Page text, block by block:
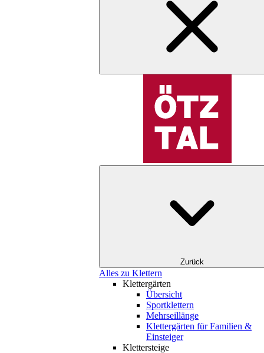
Zurück
Alles zu Klettern
Klettergärten
Übersicht
Sportklettern
Mehrseillänge
Klettergärten für Familien &
Einsteiger
Klettersteige